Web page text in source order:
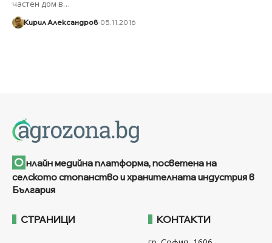
частен дом в…
Кирил Александров 05.11.2016
О нлайн медийна платформа, посветена на
селското стопанство и хранителната индустрия в
България
СТРАНИЦИ КОНТАКТИ